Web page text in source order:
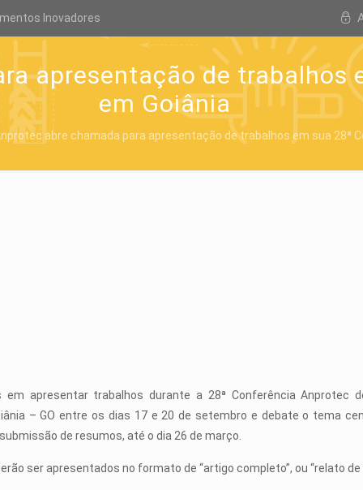
Inovadores
apresentação de trabalhos
em Goiânia
abre chamada para apresentação de trabalhos em sua 28ª
em apresentar trabalhos durante a 28ª Conferência Anprotec
– GO entre os dias 17 e 20 de setembro e debate o tema
de resumos, até o dia 26 de março.
ser apresentados no formato de “artigo completo”, ou “relato